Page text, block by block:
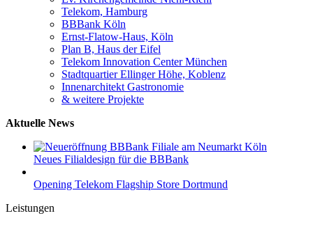
Telekom, Hamburg
BBBank Köln
Ernst-Flatow-Haus, Köln
Plan B, Haus der Eifel
Telekom Innovation Center München
Stadtquartier Ellinger Höhe, Koblenz
Innenarchitekt Gastronomie
& weitere Projekte
Aktuelle News
Neues Filialdesign für die BBBank
Opening Telekom Flagship Store Dortmund
Leistungen